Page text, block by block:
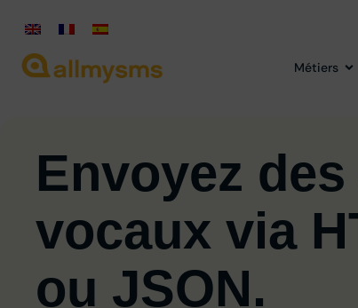
Métiers
Envoyez
vocaux via
ou JSON.